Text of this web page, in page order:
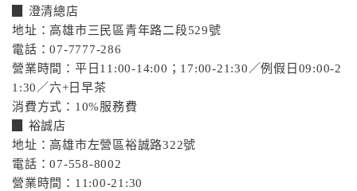
▉ 澄清總店
地址：高雄市三民區青年路二段529號
電話：07-7777-286
營業時間：平日11:00-14:00；17:00-21:30／例假日09:00-2
1:30／六+日早茶
消費方式：10%服務費
▉ 裕誠店
地址：高雄市左營區裕誠路322號
電話：07-558-8002
營業時間：11:00-21:30